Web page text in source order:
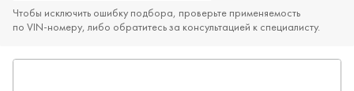
Чтобы исключить ошибку подбора, проверьте применяемость
по VIN‑номеру, либо обратитесь за консультацией к специалисту.